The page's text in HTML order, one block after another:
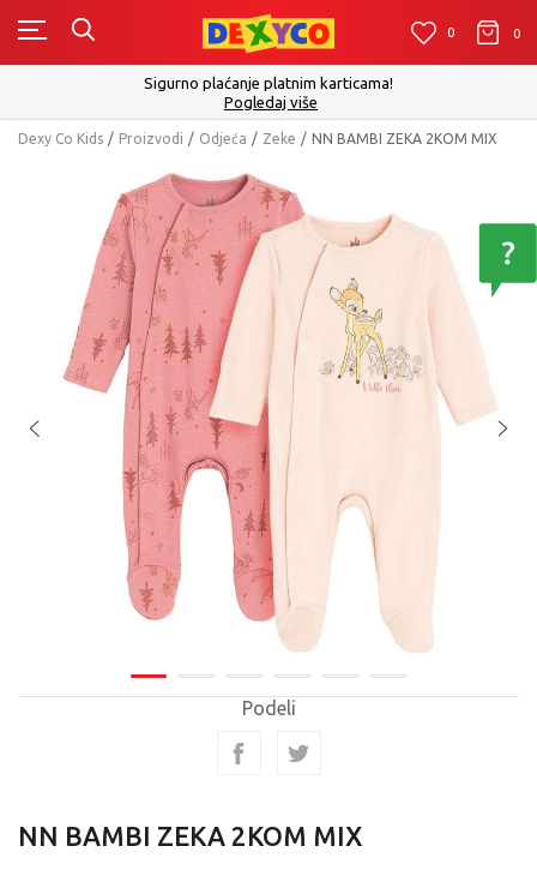
0 0
Sigurno plaćanje platnim karticama!
Pogledaj više
Dexy Co Kids Proizvodi Odjeća Zeke NN BAMBI ZEKA 2KOM MIX
Podeli
NN BAMBI ZEKA 2KOM MIX